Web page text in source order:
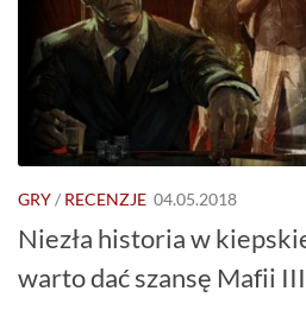
GRY/ RECENZJE 04.05.2018
Niezła historia w
warto dać szansę Mafii